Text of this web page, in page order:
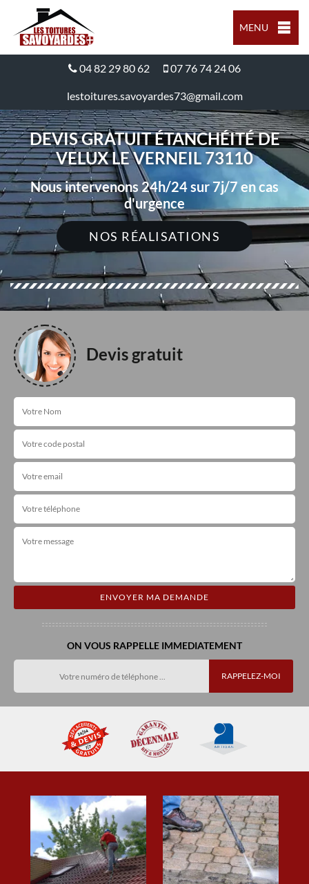
MENU
04 82 29 80 62 07 76 74 24 06
lestoitures.savoyardes73@gmail.com
DEVIS GRATUIT ÉTANCHÉITÉ DE
VELUX LE VERNEIL 73110
Nous intervenons 24h/24 sur 7j/7 en cas
d'urgence
NOS RÉALISATIONS
Devis gratuit
ON VOUS RAPPELLE IMMEDIATEMENT